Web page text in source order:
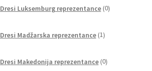
Dresi Luksemburg reprezentance 0izdelkov
Dresi Madžarska reprezentance 1izdelek
Dresi Makedonija reprezentance 0izdelkov